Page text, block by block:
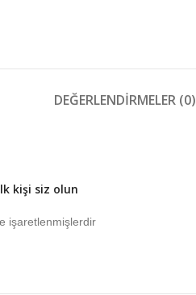
DEĞERLENDIRMELER (0)
kişi siz olun
işaretlenmişlerdir